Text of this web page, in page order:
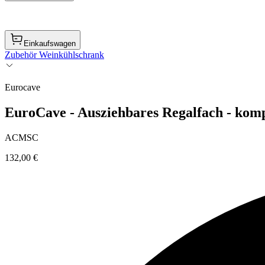
Einkaufswagen
Zubehör Weinkühlschrank
Eurocave
EuroCave - Ausziehbares Regalfach -
ACMSC
132,00 €